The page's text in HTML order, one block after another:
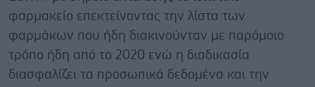
φαρμακείο επεκτείνοντας την λίστα των
φαρμάκων που ήδη διακινούνταν με παρόμοιο
τρόπο ήδη από το 2020 ενώ η διαδικασία
διασφαλίζει τα προσωπικά δεδομένα και την